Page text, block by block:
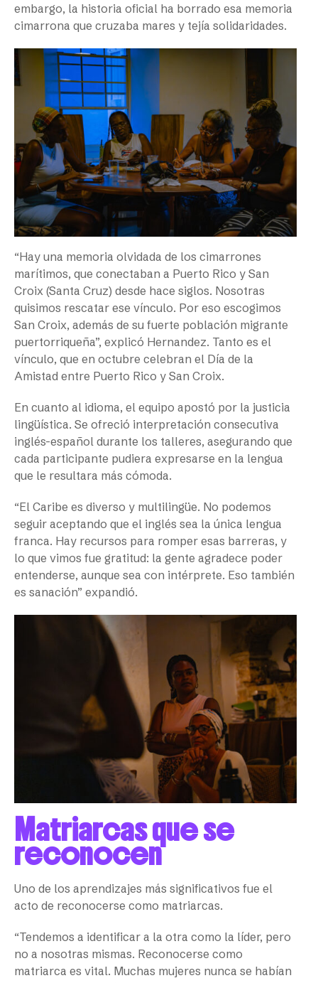
embargo, la historia oficial ha borrado esa memoria
cimarrona que cruzaba mares y tejía solidaridades.
“Hay una memoria olvidada de los cimarrones
marítimos, que conectaban a Puerto Rico y San
Croix (Santa Cruz) desde hace siglos. Nosotras
quisimos rescatar ese vínculo. Por eso escogimos
San Croix, además de su fuerte población migrante
puertorriqueña”, explicó Hernandez. Tanto es el
vínculo, que en octubre celebran el Día de la
Amistad entre Puerto Rico y San Croix.
En cuanto al idioma, el equipo apostó por la justicia
lingüística. Se ofreció interpretación consecutiva
inglés-español durante los talleres, asegurando que
cada participante pudiera expresarse en la lengua
que le resultara más cómoda.
“El Caribe es diverso y multilingüe. No podemos
seguir aceptando que el inglés sea la única lengua
franca. Hay recursos para romper esas barreras, y
lo que vimos fue gratitud: la gente agradece poder
entenderse, aunque sea con intérprete. Eso también
es sanación” expandió.
Matriarcas que se
reconocen
Uno de los aprendizajes más significativos fue el
acto de reconocerse como matriarcas.
“Tendemos a identificar a la otra como la líder, pero
no a nosotras mismas. Reconocerse como
matriarca es vital. Muchas mujeres nunca se habían